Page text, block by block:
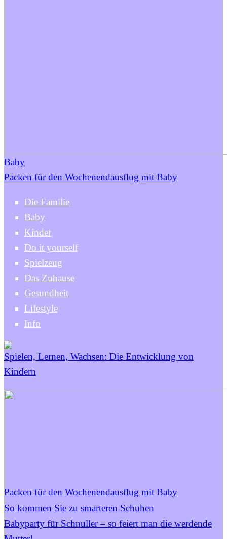
Baby
Packen für den Wochenendausflug mit Baby
Die Familie
Baby
Kinder
Do it yourself
Spielzeug
Das Zuhause
Gesundheit
Lifestyle
Info
Spielen, Lernen, Wachsen: Die Entwicklung von
Kindern
Packen für den Wochenendausflug mit Baby
So kommen Sie zu smarteren Schuhen
Babyparty für Schnuller – so feiert man die werdende